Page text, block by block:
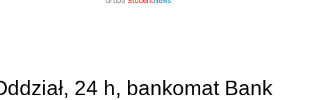
24 h, bankomat Bank